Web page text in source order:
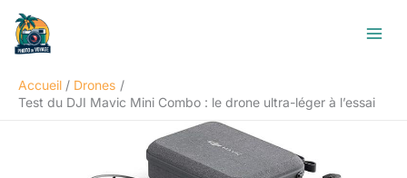
Aller
contenu
Accueil
Drones
Test du DJI Mavic Mini Combo : le drone ultra-léger à l’essai
R
e
h